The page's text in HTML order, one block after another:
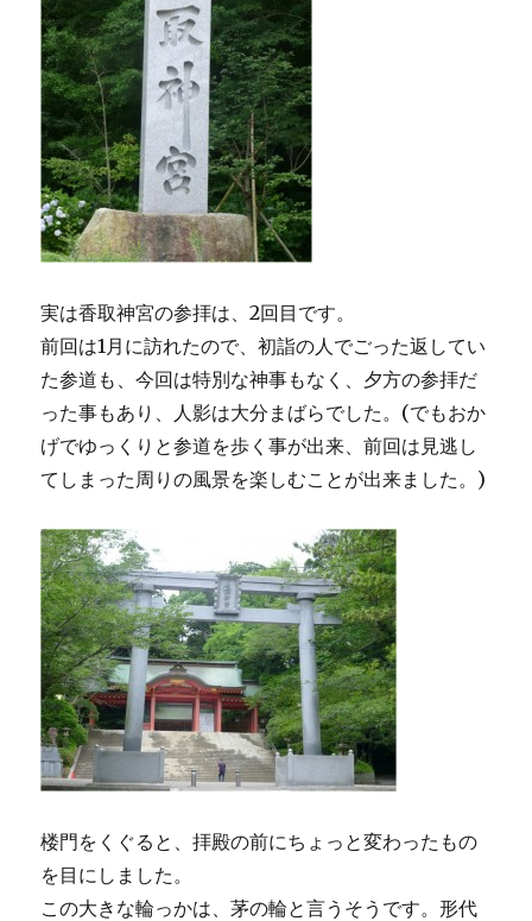
実は香取神宮の参拝は、2回目です。
前回は1月に訪れたので、初詣の人でごった返してい
た参道も、今回は特別な神事もなく、夕方の参拝だ
った事もあり、人影は大分まばらでした。(でもおか
げでゆっくりと参道を歩く事が出来、前回は見逃し
てしまった周りの風景を楽しむことが出来ました。)
楼門をくぐると、拝殿の前にちょっと変わったもの
を目にしました。
この大きな輪っかは、茅の輪と言うそうです。形代